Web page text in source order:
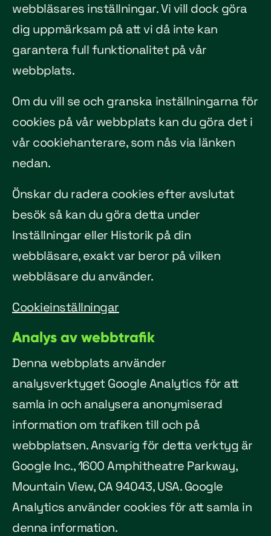
webbläsares inställningar. Vi vill dock göra
dig uppmärksam på att vi då inte kan
garantera full funktionalitet på vår
webbplats.
Om du vill se och granska inställningarna för
cookies på vår webbplats kan du göra det i
vår cookiehanterare, som nås via länken
nedan.
Önskar du radera cookies efter avslutat
besök så kan du göra detta under
Inställningar eller Historik på din
webbläsare, exakt var beror på vilken
webbläsare du använder.
Cookieinställningar
Analys av webbtrafik
Denna webbplats använder
analysverktyget Google Analytics för att
samla in och analysera anonymiserad
information om trafiken till och på
webbplatsen. Ansvarig för detta verktyg är
Google Inc., 1600 Amphitheatre Parkway,
Mountain View, CA 94043, USA. Google
Analytics använder cookies för att samla in
denna information.